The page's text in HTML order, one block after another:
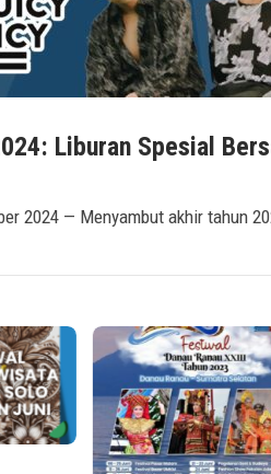
Liburan Spesial
2024 — Menyambut akhir tahun